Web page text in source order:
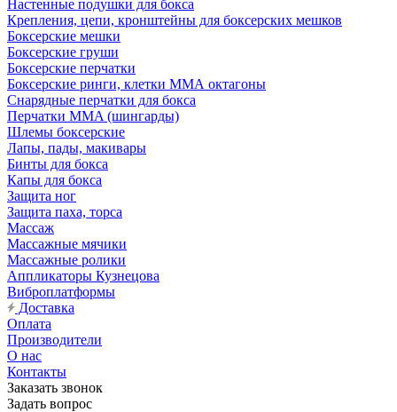
Настенные подушки для бокса
Крепления, цепи, кронштейны для боксерских мешков
Боксерские мешки
Боксерские груши
Боксерские перчатки
Боксерские ринги, клетки ММА октагоны
Снарядные перчатки для бокса
Перчатки MMA (шингарды)
Шлемы боксерские
Лапы, пады, макивары
Бинты для бокса
Капы для бокса
Защита ног
Защита паха, торса
Массаж
Массажные мячики
Массажные ролики
Аппликаторы Кузнецова
Виброплатформы
Доставка
Оплата
Производители
О нас
Контакты
Заказать звонок
Задать вопрос